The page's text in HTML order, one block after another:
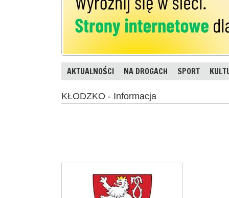
AKTUALNOŚCI NA DROGACH SPORT
KŁODZKO - Informacja